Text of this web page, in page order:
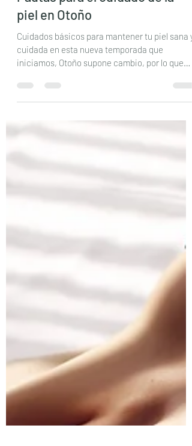
Vanessa
4 oct 2024
2 min de lectura
Pautas para el cuidado de la
piel en Otoño
Cuidados básicos para mantener tu piel sana y
debemos...